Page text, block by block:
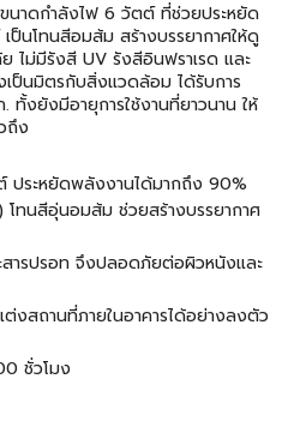
นาดกำลังไฟ 6 วัตต์ ที่ช่วยประหยัด
ป็นโทนสีอมส้ม สร้างบรรยากาศให้ดู
ม่มีรังสี UV รังสีอินฟราเรด และ
ป็นมิตรกับสิ่งแวดล้อม ได้รับการ
งยังมีอายุการใช้งานที่ยาวนาน ให้
ถึง
ประหยัดพลังงานได้มากถึง 90%
โทนสีอุ่นอมส้ม ช่วยสร้างบรรยากาศ
สารปรอท จึงปลอดภัยต่อผิวหนังและ
ต่งสถานที่ภายในอาคารได้อย่างลงตัว
ชั่วโมง